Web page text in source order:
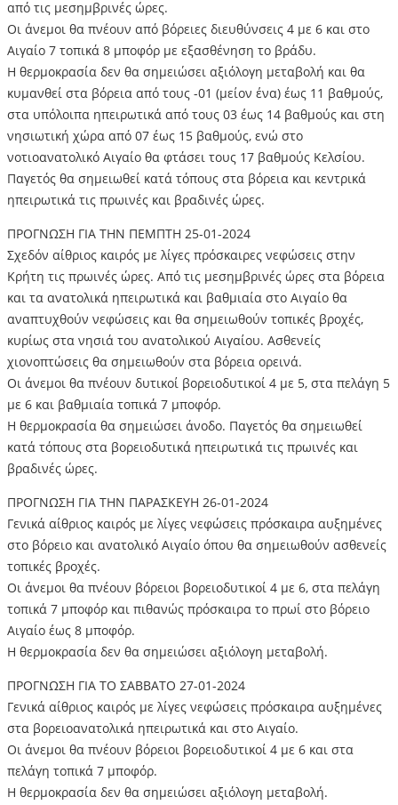
από τις μεσημβρινές ώρες.
Οι άνεμοι θα πνέουν από βόρειες διευθύνσεις 4 με 6 και στο
Αιγαίο 7 τοπικά 8 μποφόρ με εξασθένηση το βράδυ.
Η θερμοκρασία δεν θα σημειώσει αξιόλογη μεταβολή και θα
κυμανθεί στα βόρεια από τους -01 (μείον ένα) έως 11 βαθμούς,
στα υπόλοιπα ηπειρωτικά από τους 03 έως 14 βαθμούς και στη
νησιωτική χώρα από 07 έως 15 βαθμούς, ενώ στο
νοτιοανατολικό Αιγαίο θα φτάσει τους 17 βαθμούς Κελσίου.
Παγετός θα σημειωθεί κατά τόπους στα βόρεια και κεντρικά
ηπειρωτικά τις πρωινές και βραδινές ώρες.
ΠΡΟΓΝΩΣΗ ΓΙΑ ΤΗΝ ΠΕΜΠΤΗ 25-01-2024
Σχεδόν αίθριος καιρός με λίγες πρόσκαιρες νεφώσεις στην
Κρήτη τις πρωινές ώρες. Από τις μεσημβρινές ώρες στα βόρεια
και τα ανατολικά ηπειρωτικά και βαθμιαία στο Αιγαίο θα
αναπτυχθούν νεφώσεις και θα σημειωθούν τοπικές βροχές,
κυρίως στα νησιά του ανατολικού Αιγαίου. Ασθενείς
χιονοπτώσεις θα σημειωθούν στα βόρεια ορεινά.
Οι άνεμοι θα πνέουν δυτικοί βορειοδυτικοί 4 με 5, στα πελάγη 5
με 6 και βαθμιαία τοπικά 7 μποφόρ.
Η θερμοκρασία θα σημειώσει άνοδο. Παγετός θα σημειωθεί
κατά τόπους στα βορειοδυτικά ηπειρωτικά τις πρωινές και
βραδινές ώρες.
ΠΡΟΓΝΩΣΗ ΓΙΑ ΤΗΝ ΠΑΡΑΣΚΕΥΗ 26-01-2024
Γενικά αίθριος καιρός με λίγες νεφώσεις πρόσκαιρα αυξημένες
στο βόρειο και ανατολικό Αιγαίο όπου θα σημειωθούν ασθενείς
τοπικές βροχές.
Οι άνεμοι θα πνέουν βόρειοι βορειοδυτικοί 4 με 6, στα πελάγη
τοπικά 7 μποφόρ και πιθανώς πρόσκαιρα το πρωί στο βόρειο
Αιγαίο έως 8 μποφόρ.
Η θερμοκρασία δεν θα σημειώσει αξιόλογη μεταβολή.
ΠΡΟΓΝΩΣΗ ΓΙΑ ΤΟ ΣΑΒΒΑΤΟ 27-01-2024
Γενικά αίθριος καιρός με λίγες νεφώσεις πρόσκαιρα αυξημένες
στα βορειοανατολικά ηπειρωτικά και στο Αιγαίο.
Οι άνεμοι θα πνέουν βόρειοι βορειοδυτικοί 4 με 6 και στα
πελάγη τοπικά 7 μποφόρ.
Η θερμοκρασία δεν θα σημειώσει αξιόλογη μεταβολή.